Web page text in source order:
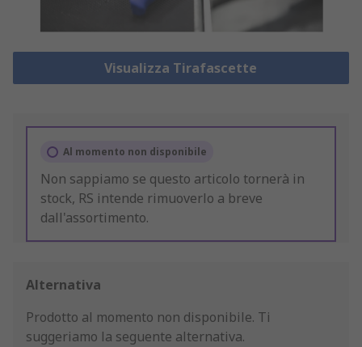
Visualizza Tirafascette
Al momento non disponibile
Non sappiamo se questo articolo tornerà in
stock, RS intende rimuoverlo a breve
dall'assortimento.
Alternativa
Prodotto al momento non disponibile. Ti
suggeriamo la seguente alternativa.